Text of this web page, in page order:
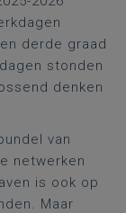
derde graad
stonden
denken
van
netwerken
is ook op
Maar